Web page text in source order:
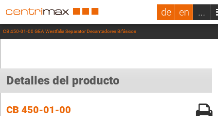
de en ...
CB 450-01-00 GEA Westfalia Separator Decantadores Bifásicos
Detalles del producto
CB 450-01-00